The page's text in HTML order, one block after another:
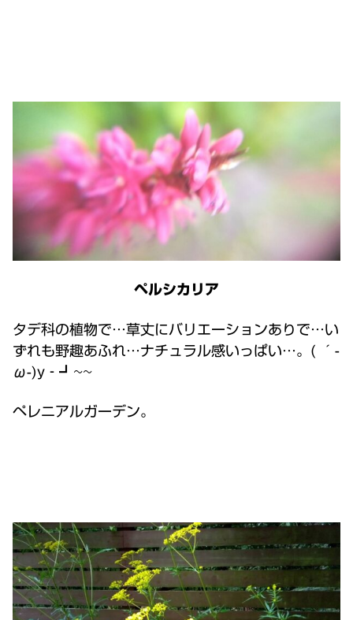
ペルシカリア
タデ科の植物で…草丈にバリエーションありで…い
ずれも野趣あふれ…ナチュラル感いっぱい…。( ´-
ω-)y‐┛~~
ペレニアルガーデン。